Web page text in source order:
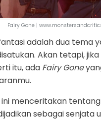
Fairy Gone |
adalah dua tema
Akan tetapi,
itu, ada Fairy Gone
menceritakan
sebagai senjata